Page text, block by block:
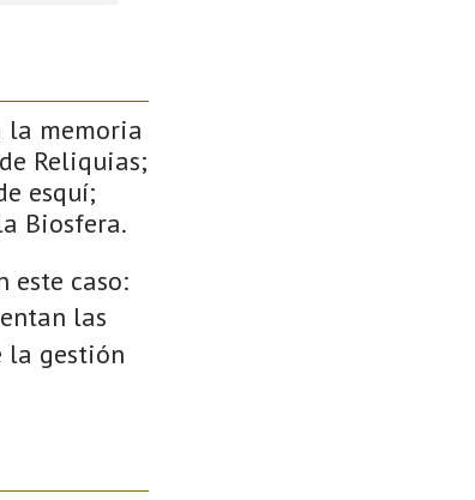
la memoria
Reliquias;
esquí;
Biosfera.
este caso:
las
la gestión